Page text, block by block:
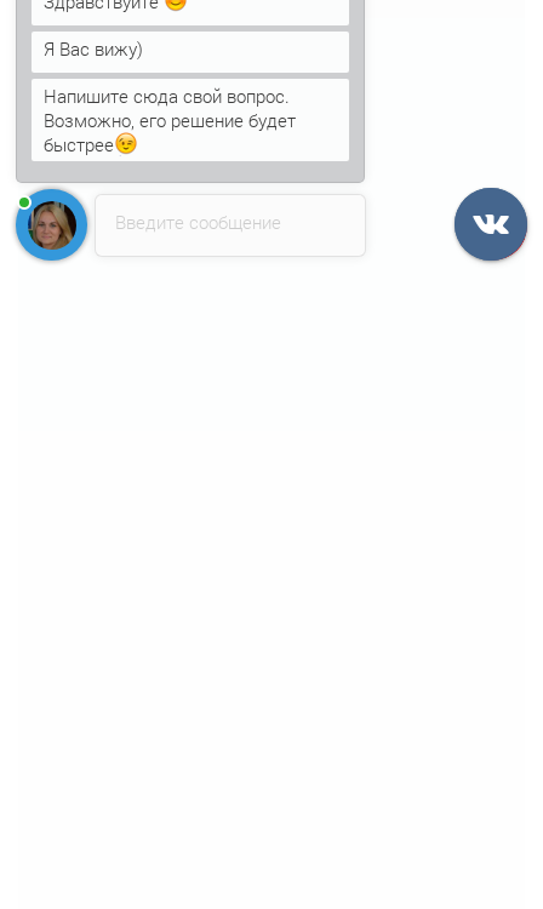
Введите сообщение
Я Вас вижу)
Напишите сюда свой вопрос.
Возможно, его решение будет
быстрее